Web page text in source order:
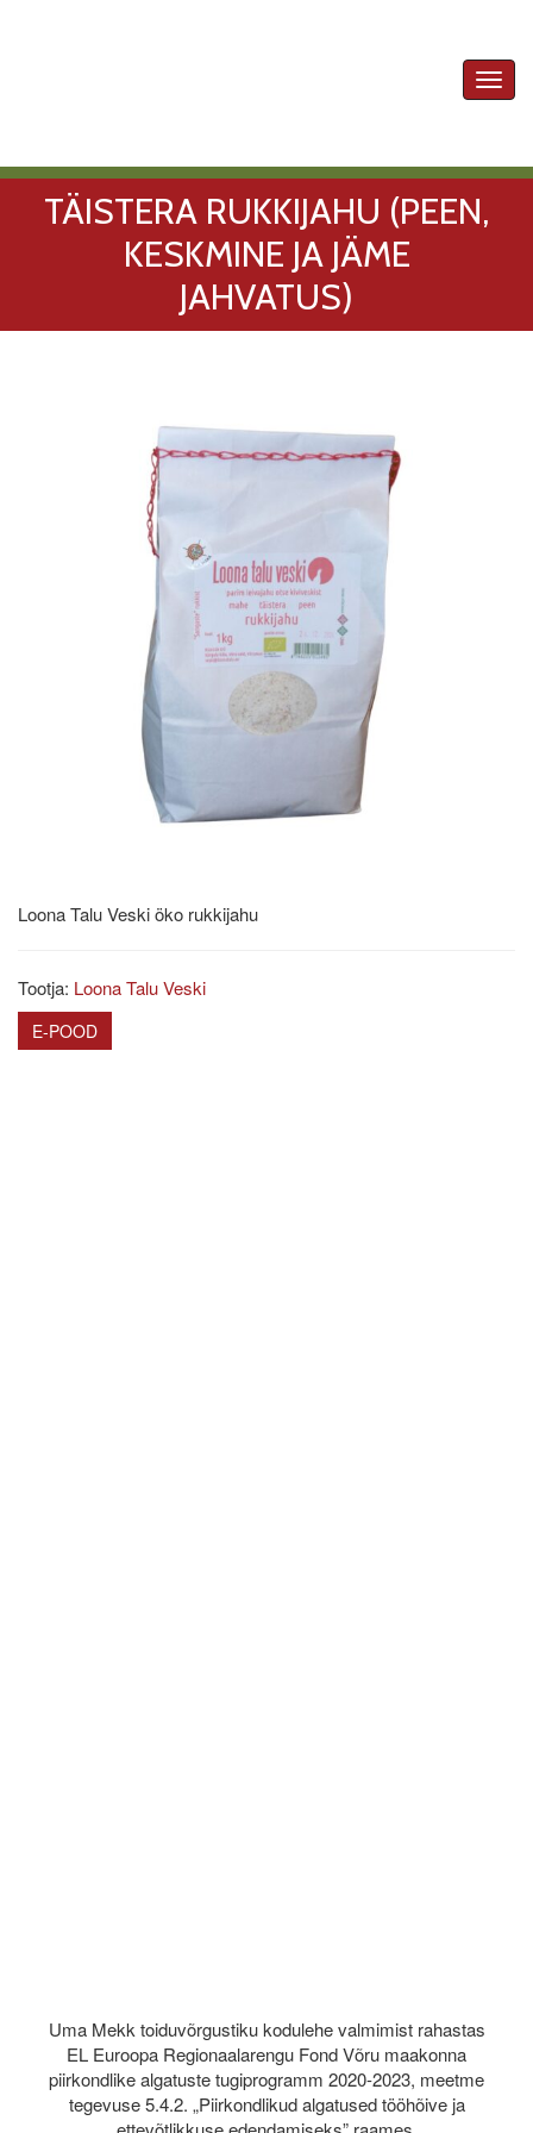
TÄISTERA RUKKIJAHU (PEEN,
KESKMINE JA JÄME
JAHVATUS)
Loona Talu Veski öko rukkijahu
Tootja: Loona Talu Veski
E-POOD
Uma Mekk toiduvõrgustiku kodulehe valmimist rahastas
EL Euroopa Regionaalarengu Fond Võru maakonna
piirkondlike algatuste tugiprogramm 2020-2023, meetme
tegevuse 5.4.2. „Piirkondlikud algatused tööhõive ja